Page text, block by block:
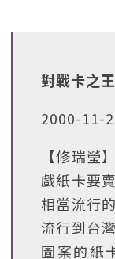
對戰卡之王
2000-11-
【修瑞瑩
戲紙卡要
相當流行
流行到台
圖案的紙